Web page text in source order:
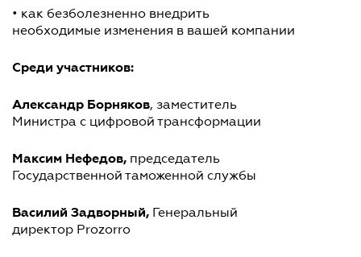
• как безболезненно внедрить
необходимые изменения в вашей компании
Среди участников:
Александр Борняков, заместитель
Министра с цифровой трансформации
Максим Нефедов, председатель
Государственной таможенной службы
Василий Задворный, Генеральный
директор Prozorro